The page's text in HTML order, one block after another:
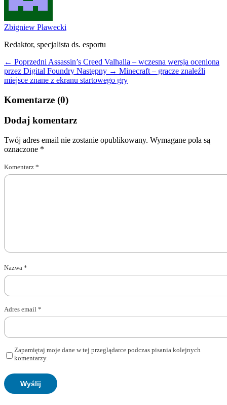
Zbigniew Pławecki
Redaktor, specjalista ds. esportu
← Poprzedni Assassin’s Creed Valhalla – wczesna wersja oceniona
przez Digital Foundry Następny → Minecraft – gracze znaleźli
miejsce znane z ekranu startowego gry
Komentarze (0)
Dodaj komentarz
Twój adres email nie zostanie opublikowany. Wymagane pola są
oznaczone *
Komentarz *
Nazwa *
Adres email *
Zapamiętaj moje dane w tej przeglądarce podczas pisania kolejnych
komentarzy.